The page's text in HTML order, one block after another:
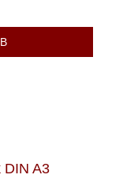
DIN A3